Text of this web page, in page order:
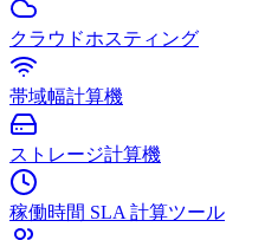
クラウドホスティング
帯域幅計算機
ストレージ計算機
稼働時間 SLA 計算ツール